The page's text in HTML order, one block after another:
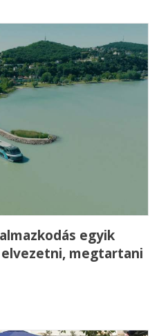
egyik
elvezetni, megtartani